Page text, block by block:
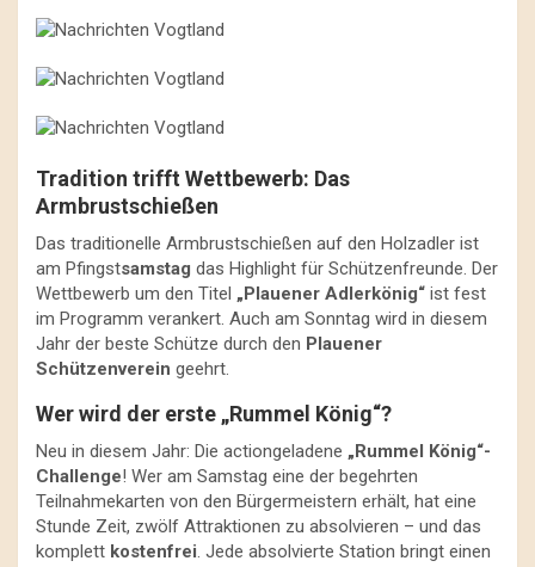
Tradition trifft Wettbewerb: Das
Armbrustschießen
Das traditionelle Armbrustschießen auf den Holzadler ist
am Pfingstsamstag das Highlight für Schützenfreunde. Der
Wettbewerb um den Titel „Plauener Adlerkönig“ ist fest
im Programm verankert. Auch am Sonntag wird in diesem
Jahr der beste Schütze durch den Plauener
Schützenverein geehrt.
Wer wird der erste „Rummel König“?
Neu in diesem Jahr: Die actiongeladene „Rummel König“-
Challenge! Wer am Samstag eine der begehrten
Teilnahmekarten von den Bürgermeistern erhält, hat eine
Stunde Zeit, zwölf Attraktionen zu absolvieren – und das
komplett kostenfrei. Jede absolvierte Station bringt einen